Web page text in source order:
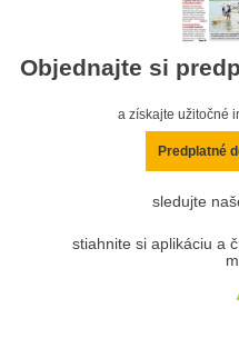
Objednajte si
a získajte užitočné
Predplatné
sledujte
stiahnite si aplikáciu a